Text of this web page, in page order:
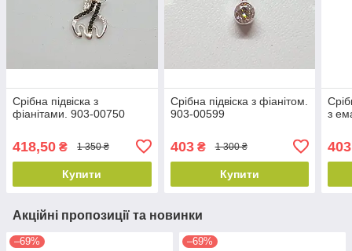
Срібна підвіска з
фіанітами. 903-00750
418,50 ₴ 1 350 ₴
Купити
Срібна підвіска з фіанітом.
903-00599
403₴ 1 300 ₴
Купити
з
403
Акційні пропозиції та новинки
–69% –69%